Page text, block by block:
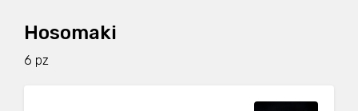
Hosomaki
6 pz